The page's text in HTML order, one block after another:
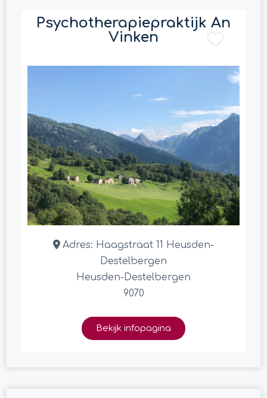
Psychotherapiepraktijk An
Vinken
Adres: Haagstraat 11 Heusden-
Destelbergen
Heusden-Destelbergen
9070
Bekijk infopagina